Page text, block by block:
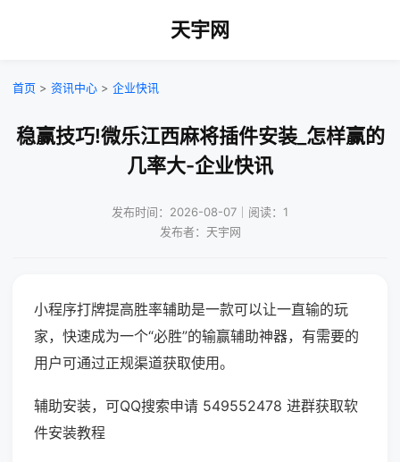
天宇网
首页 > 资讯中心 > 企业快讯
稳赢技巧!微乐江西麻将插件安装_怎样赢的
几率大-企业快讯
发布时间：2026-08-07｜阅读：1
发布者：天宇网
小程序打牌提高胜率辅助是一款可以让一直输的玩
家，快速成为一个“必胜”的输赢辅助神器，有需要的
用户可通过正规渠道获取使用。
辅助安装，可QQ搜索申请 549552478 进群获取软
件安装教程